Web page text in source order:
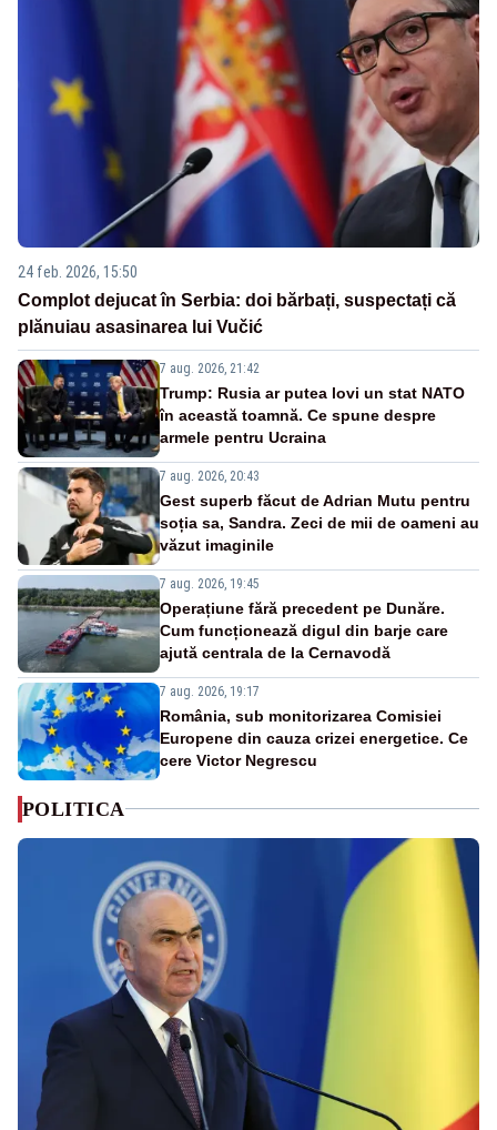
24 feb. 2026, 15:50
Complot dejucat în Serbia: doi bărbați, suspectați că
plănuiau asasinarea lui Vučić
7 aug. 2026, 21:42
Trump: Rusia ar putea lovi un stat NATO
în această toamnă. Ce spune despre
armele pentru Ucraina
7 aug. 2026, 20:43
Gest superb făcut de Adrian Mutu pentru
soția sa, Sandra. Zeci de mii de oameni au
văzut imaginile
7 aug. 2026, 19:45
Operațiune fără precedent pe Dunăre.
Cum funcționează digul din barje care
ajută centrala de la Cernavodă
7 aug. 2026, 19:17
România, sub monitorizarea Comisiei
Europene din cauza crizei energetice. Ce
cere Victor Negrescu
POLITICA